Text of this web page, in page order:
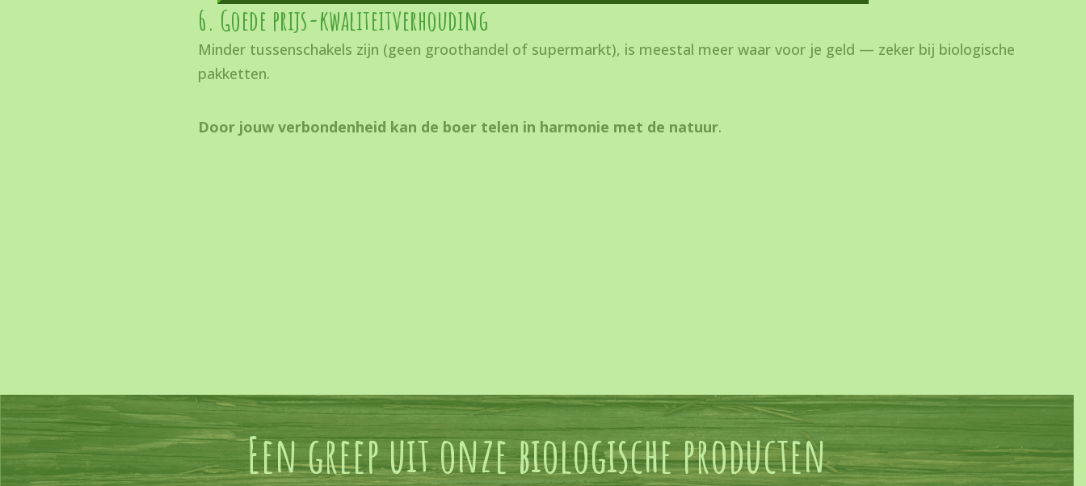
6. Goede prijs-kwaliteitverhouding
Minder tussenschakels zijn (geen groothandel of supermarkt), is meestal meer waar voor je geld — zeker bij biologische
pakketten.
Door jouw verbondenheid kan de boer telen in harmonie met de natuur.
Een greep uit onze biologische producten